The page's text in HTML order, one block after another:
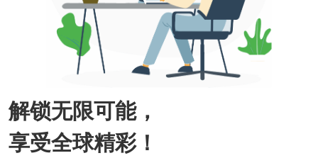
解锁无限可能，
享受全球精彩！